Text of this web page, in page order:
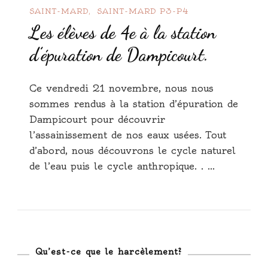
SAINT-MARD SAINT-MARD P3-P4
Les élèves de 4e à la station
d’épuration de Dampicourt.
Ce vendredi 21 novembre, nous nous
sommes rendus à la station d’épuration de
Dampicourt pour découvrir
l’assainissement de nos eaux usées. Tout
d’abord, nous découvrons le cycle naturel
de l’eau puis le cycle anthropique. . …
Qu’est-ce que le harcèlement?